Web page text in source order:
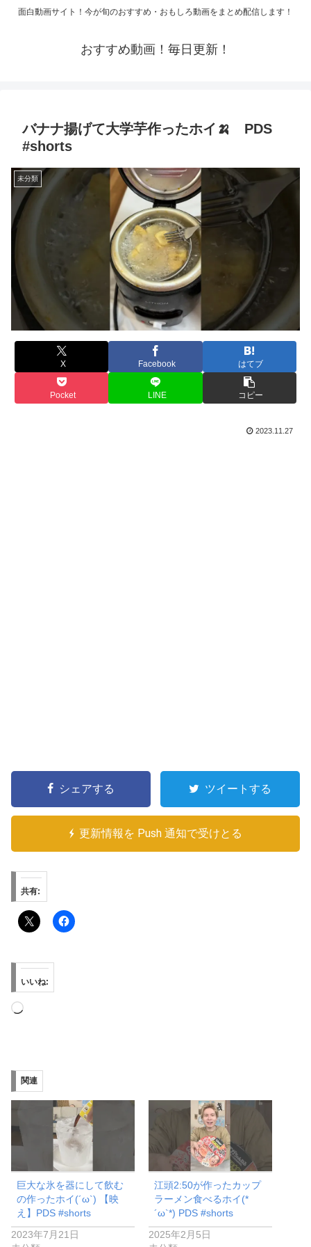
面白動画サイト！今が旬のおすすめ・おもしろ動画をまとめ配信します！
おすすめ動画！毎日更新！
バナナ揚げて大学芋作ったホイ🍌 PDS
#shorts
未分類
X Facebook はてブ
Pocket LINE コピー
2023.11.27
シェアする ツイートする
更新情報を Push 通知で受けとる
共有:
いいね:
読
み
中…
関連
巨大な氷を器にして飲む
の作ったホイ(´ω`) 【映
え】PDS #shorts
2023年7月21日
江頭2:50が作ったカップ
ラーメン食べるホイ(*
´ω`*) PDS #shorts
2025年2月5日